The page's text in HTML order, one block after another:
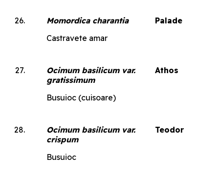
Momordica charantia
Castravete amar
Palade
Ocimum basilicum var.
gratissimum
Busuioc (cuisoare)
Athos
Ocimum basilicum var.
crispum
Busuioc
Teodor